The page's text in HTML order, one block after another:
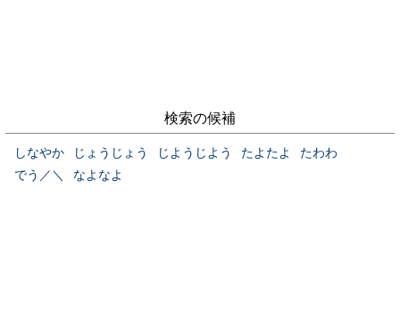
検索の候補
しなやか じょうじょう じようじよう たよたよ
たわわ
でう／＼
なよなよ